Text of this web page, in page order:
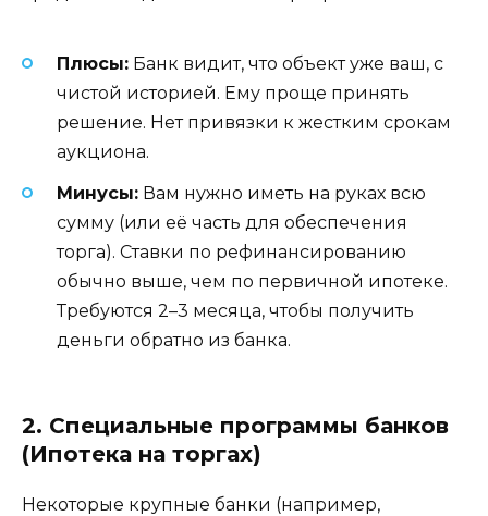
Плюсы: Банк видит, что объект уже ваш, с
чистой историей. Ему проще принять
решение. Нет привязки к жестким срокам
аукциона.
Минусы: Вам нужно иметь на руках всю
сумму (или её часть для обеспечения
торга). Ставки по рефинансированию
обычно выше, чем по первичной ипотеке.
Требуются 2–3 месяца, чтобы получить
деньги обратно из банка.
2. Специальные программы банков
(Ипотека на торгах)
Некоторые крупные банки (например,